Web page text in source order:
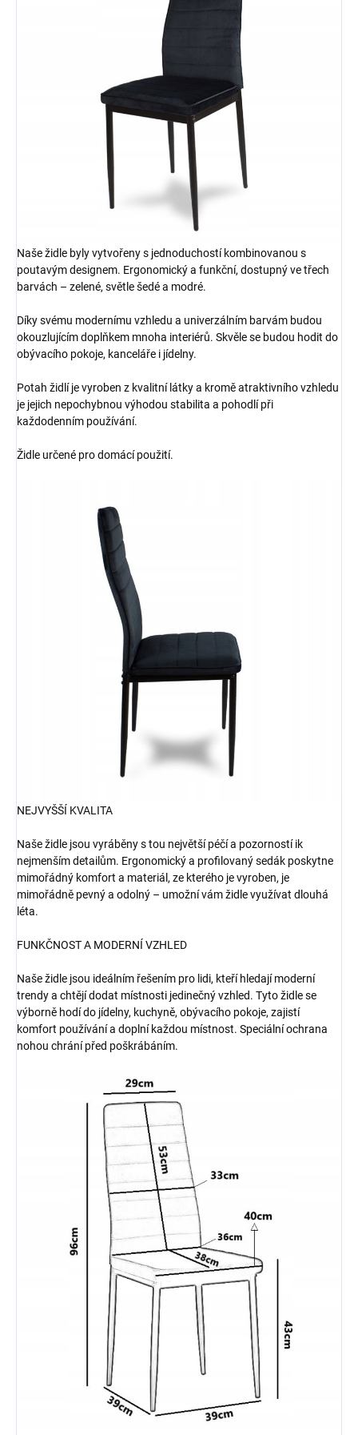
Naše židle byly vytvořeny s jednoduchostí kombinovanou s
poutavým designem. Ergonomický a funkční, dostupný ve třech
barvách – zelené, světle šedé a modré.
Díky svému modernímu vzhledu a univerzálním barvám budou
okouzlujícím doplňkem mnoha interiérů. Skvěle se budou hodit do
obývacího pokoje, kanceláře i jídelny.
Potah židlí je vyroben z kvalitní látky a kromě atraktivního vzhledu
je jejich nepochybnou výhodou stabilita a pohodlí při
každodenním používání.
Židle určené pro domácí použití.
NEJVYŠŠÍ KVALITA
Naše židle jsou vyráběny s tou největší péčí a pozorností ik
nejmenším detailům. Ergonomický a profilovaný sedák poskytne
mimořádný komfort a materiál, ze kterého je vyroben, je
mimořádně pevný a odolný – umožní vám židle využívat dlouhá
léta.
FUNKČNOST A MODERNÍ VZHLED
Naše židle jsou ideálním řešením pro lidi, kteří hledají moderní
trendy a chtějí dodat místnosti jedinečný vzhled. Tyto židle se
výborně hodí do jídelny, kuchyně, obývacího pokoje, zajistí
komfort používání a doplní každou místnost. Speciální ochrana
nohou chrání před poškrábáním.